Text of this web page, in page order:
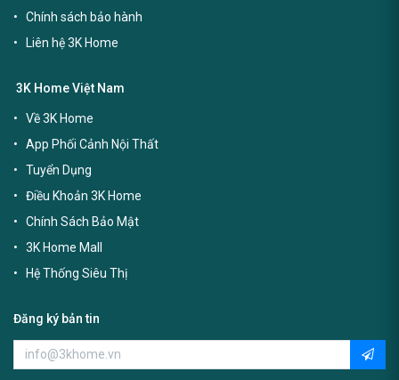
Chính sách bảo hành
Liên hệ 3K Home
3K Home Việt Nam
Về 3K Home
App Phối Cảnh Nội Thất
Tuyển Dụng
Điều Khoản 3K Home
Chính Sách Bảo Mật
3K Home Mall
Hệ Thống Siêu Thị
Đăng ký bản tin